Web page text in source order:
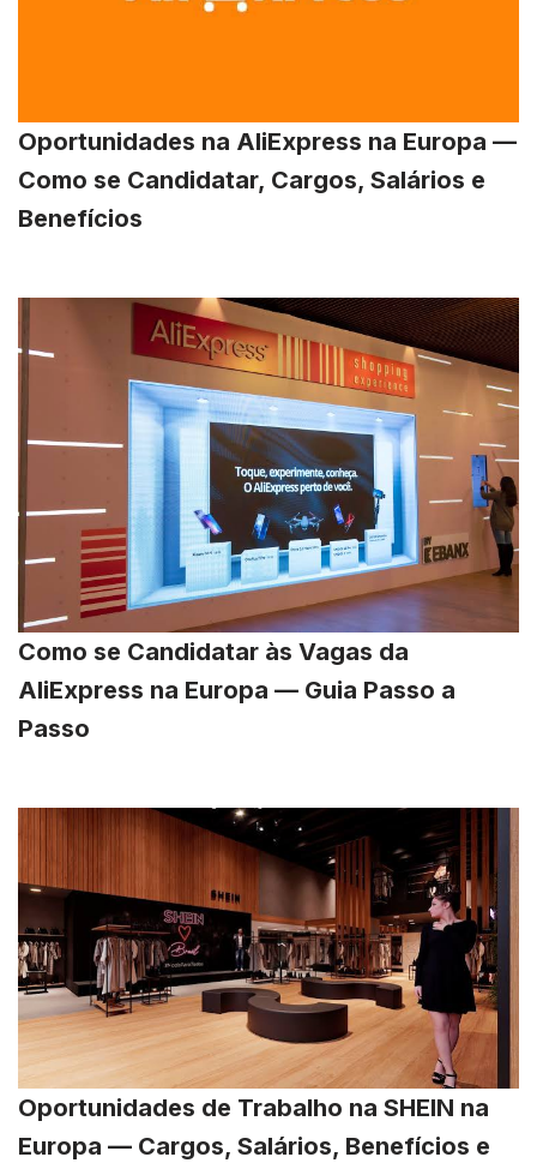
Oportunidades na AliExpress na Europa —
Como se Candidatar, Cargos, Salários e
Benefícios
Como se Candidatar às Vagas da
AliExpress na Europa — Guia Passo a
Passo
Oportunidades de Trabalho na SHEIN na
Europa — Cargos, Salários, Benefícios e